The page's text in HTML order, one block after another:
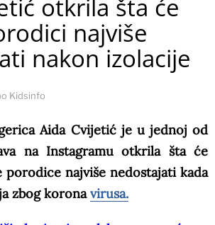
otkrila šta će
najviše
nakon izolacije
Kidsinfo
Aida Cvijetić je u jednoj od
na Instagramu otkrila šta će
porodice najviše nedostajati kada
zbog koronavirusa.